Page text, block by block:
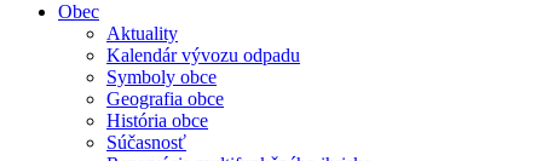
Obec
Aktuality
Kalendár vývozu odpadu
Symboly obce
Geografia obce
História obce
Súčasnosť